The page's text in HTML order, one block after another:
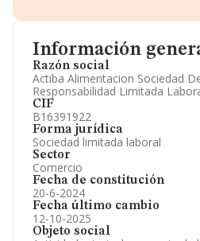
Información
Razón social
Actiba Alimentacion Sociedad
Responsabilidad Limitada
CIF
B16391922
Forma jurídica
Sociedad limitada laboral
Sector
Comercio
Fecha de constitución
20-6-2024
Fecha último cambio
12-10-2025
Objeto social
Accionistas.
Participaciones y
Artículos de prensa
Información oficial y